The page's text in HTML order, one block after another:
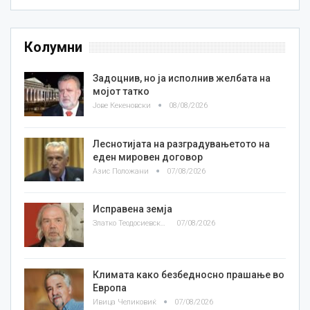
Колумни
Задоцнив, но ја исполнив желбата на
мојот татко
Јове Кекеновски 08/08/2026
Леснотијата на разградувањетото на
еден мировен договор
Азис Положани 07/08/2026
Исправена земја
Златко Теодосиевски 07/08/2026
Климата како безбедносно прашање во
Европа
Ивица Челиковиќ 07/08/2026